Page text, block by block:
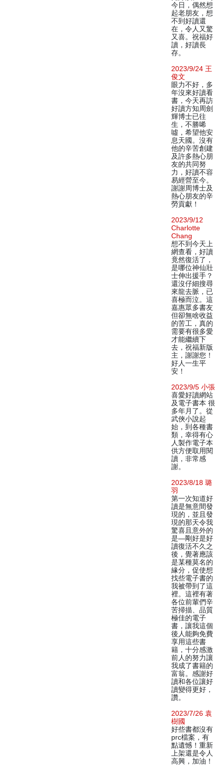
今日，偶然想
起老朋友，想
不到好讀還
在，令人又驚
又喜。祝福好
讀，好讀長
存。
2023/9/24 王
俊文
眼力不好，多
年沒來好讀看
書，今天再訪
好讀方知周劍
輝博士已往
生，不勝唏
噓，希望他安
息天國。沒有
他的辛苦創建
及許多熱心朋
友的共同努
力，好讀不容
易經營至今。
謝謝周博士及
熱心朋友的辛
勞貢獻！
2023/9/12
Charlotte
Chang
想不到今天上
網查看，好讀
竟然復活了，
是哪位神仙壯
士伸出援手？
還沒仔細搜尋
來龍去脈，已
喜極而泣。這
嘉惠眾多書友
但卻無啥收益
的苦工，真的
需要有很多愛
才能繼續下
去，祝福新版
主，謝謝您！
好人一生平
安！
2023/9/5 小張
喜愛好讀網站
及電子書本 很
多年月了。從
武俠小說起
始，到各種書
類，幸得有心
人製作電子本
供方便取用閱
讀，非常感
謝。
2023/8/18 璐
羽
第一次知道好
讀是無意間發
現的，並且發
現的那天令我
驚喜且意外的
是—剛好是好
讀復活不久之
後，覺著應該
是某種莫名的
緣分，促使想
找些電子書的
我被帶到了這
裡。這裡有著
各位前輩們辛
苦掃描、品質
極佳的電子
書，讓我這個
後人能夠免費
享用這些書
籍，十分感激
前人的努力讓
我成了書籍的
富翁。感謝好
讀和各位讓好
讀變得更好，
讚。
2023/7/26 袁
樹國
好些書都沒有
prc檔案，有
點遺憾！重新
上架還是令人
高興，加油！